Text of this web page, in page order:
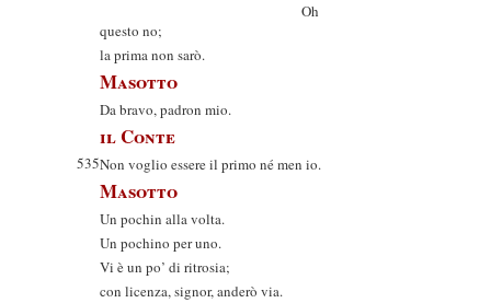
Oh
questo no;
la prima non sarò.
Masotto
Da bravo, padron mio.
il Conte
535Non voglio essere il primo né men io.
Masotto
Un pochin alla volta.
Un pochino per uno.
Vi è un po’ di ritrosia;
con licenza, signor, anderò via.